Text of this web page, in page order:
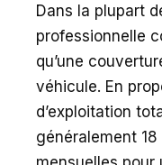
Dans la plupart
professionnelle
qu’une
véhicule. En
d’exploitation
généralement